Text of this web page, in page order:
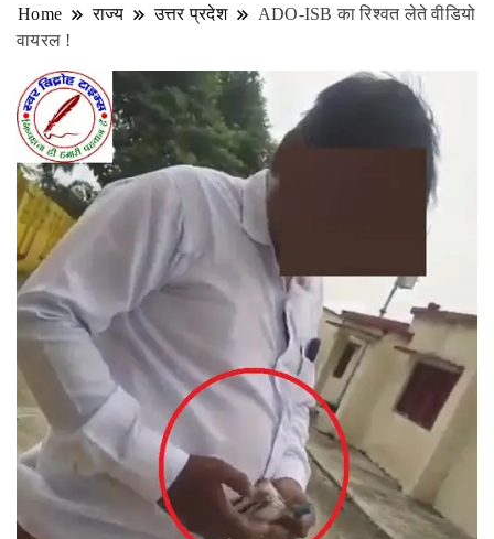
Home राज्य उत्तर प्रदेश
ADO-ISB का रिश्वत लेते वीडियो
वायरल !